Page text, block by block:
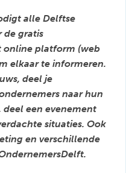
alle Delftse
de gratis
online platform (web
elkaar te informeren.
deel je
naar hun
een evenement
situaties. Ook
en verschillende